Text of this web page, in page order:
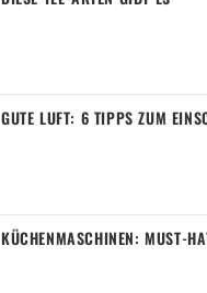
GUTE LUFT: 6 TIPPS ZUM
KÜCHENMASCHINEN: MUST-